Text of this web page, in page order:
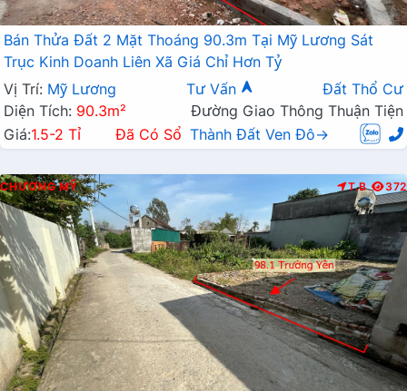
Bán Thửa Đất 2 Mặt Thoáng 90.3m Tại Mỹ Lương Sát
Trục Kinh Doanh Liên Xã Giá Chỉ Hơn Tỷ
Vị Trí: Mỹ Lương Tư Vấn
Đất Thổ Cư
Diện Tích: 90.3m²
Đường Giao Thông Thuận Tiện
Giá:1.5-2 Tỉ Đã Có Sổ Thành Đất Ven Đô→
CHƯƠNG MỸ T.B 372